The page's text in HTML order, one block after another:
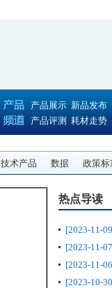
产品展示 新品发布
产品评测 耗材走势
技术产品 数据 政策标
热点导读
[2023-11-
[2023-11-
[2023-11-
[2023-10-